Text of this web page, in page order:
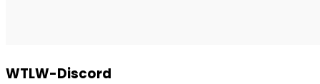
WTLW-Discord